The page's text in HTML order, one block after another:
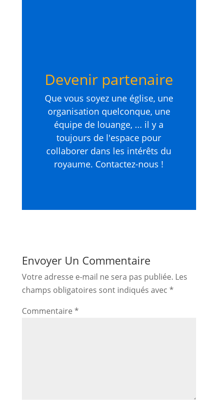
Devenir partenaire
Que vous soyez une église, une
organisation quelconque, une
équipe de louange, ... il y a
toujours de l'espace pour
collaborer dans les intérêts du
royaume. Contactez-nous !
Envoyer Un Commentaire
Votre adresse e-mail ne sera pas publiée. Les
champs obligatoires sont indiqués avec *
Commentaire *